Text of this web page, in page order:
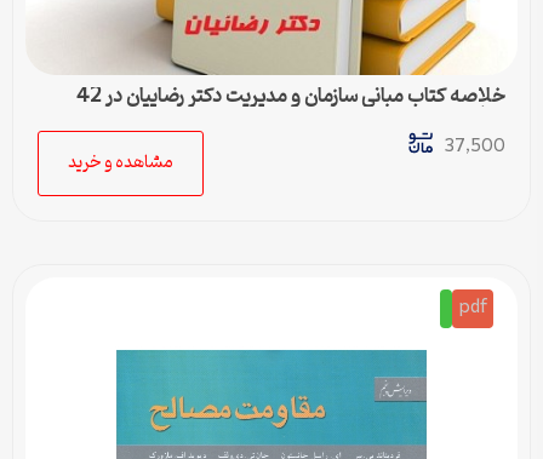
خلاصه کتاب مبانی سازمان و مدیریت دکتر رضاییان در 42
صفحه
37,500
مشاهده و خرید
pdf